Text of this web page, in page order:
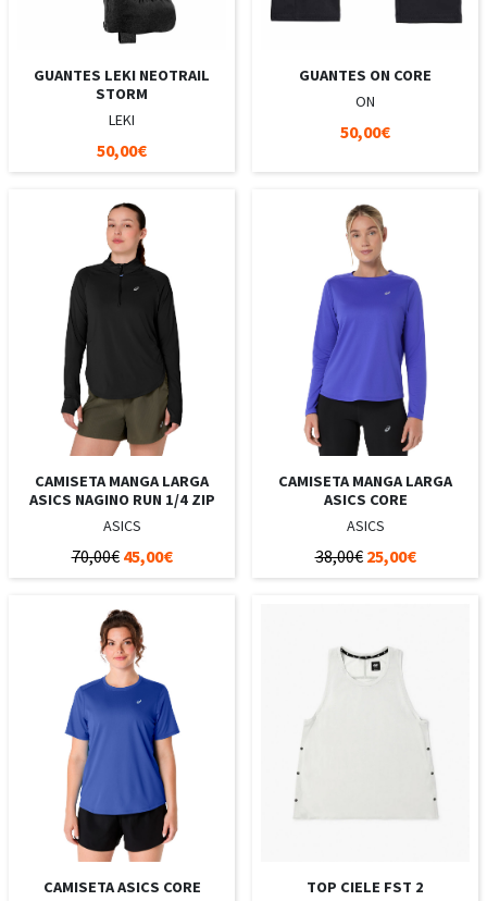
GUANTES LEKI NEOTRAIL
STORM
LEKI
50,00€
GUANTES ON CORE
ON
50,00€
CAMISETA MANGA LARGA
ASICS NAGINO RUN 1/4 ZIP
ASICS
70,00€ 45,00€
CAMISETA MANGA LARGA
ASICS CORE
ASICS
38,00€ 25,00€
CAMISETA ASICS CORE
TOP CIELE FST 2